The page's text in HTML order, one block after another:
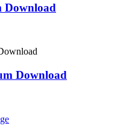
Download
Download